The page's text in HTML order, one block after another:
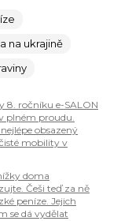
na ukrajině
8. ročníku e-SALON
plném proudu.
obsazený
mobility v
doma
Češi teď za ně
peníze. Jejich
se dá vydělat